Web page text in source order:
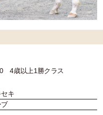
歳以上1勝クラス
キ